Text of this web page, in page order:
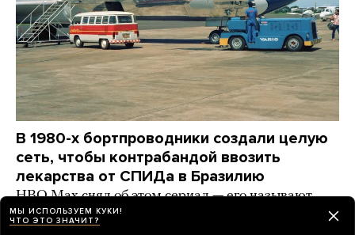
В 1980-х бортпроводники создали целую
сеть, чтобы контрабандой ввозить
лекарства от СПИДа в Бразилию
HBO Max снял об этом сериал — его называют
новым «Жарким соперничеством»
МЫ ИСПОЛЬЗУЕМ КУКИ!
ЧТО ЭТО ЗНАЧИТ?